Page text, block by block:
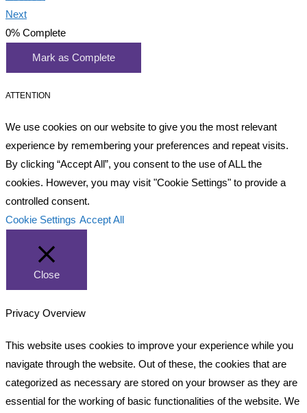
Next
0% Complete
Mark as Complete
ATTENTION
We use cookies on our website to give you the most relevant
experience by remembering your preferences and repeat visits.
By clicking “Accept All”, you consent to the use of ALL the
cookies. However, you may visit "Cookie Settings" to provide a
controlled consent.
Cookie Settings Accept All
Close
Privacy Overview
This website uses cookies to improve your experience while you
navigate through the website. Out of these, the cookies that are
categorized as necessary are stored on your browser as they are
essential for the working of basic functionalities of the website. We